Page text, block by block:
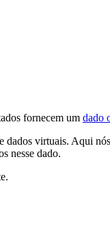
fornecem um dado
dados virtuais. Aqui
nesse dado.